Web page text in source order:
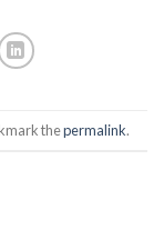
thepermalink.